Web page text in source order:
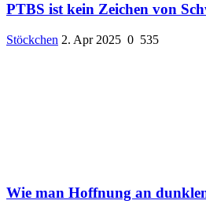
PTBS ist kein Zeichen von
Stöckchen 2. Apr 2025 0 535
Wie man Hoffnung an